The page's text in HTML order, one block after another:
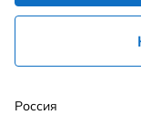
Россия